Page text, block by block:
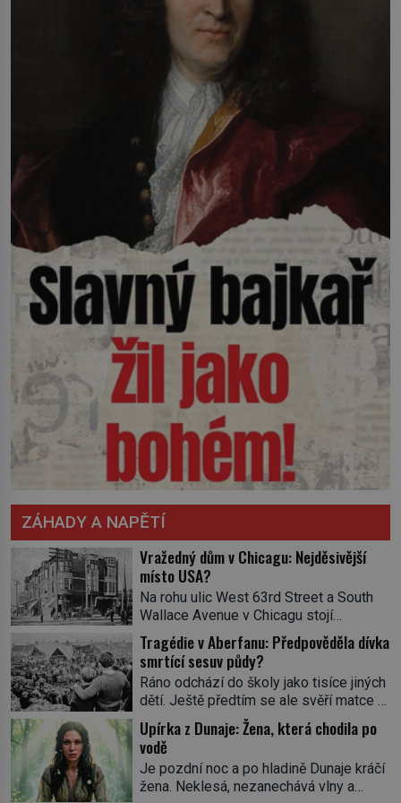
ZÁHADY A NAPĚTÍ
Vražedný dům v Chicagu: Nejděsivější
místo USA?
Na rohu ulic West 63rd Street a South
Wallace Avenue v Chicagu stojí
nenápadná pošta. Nemá žádný speciální
nápis ani pamětní desku. A přesto prý
místní zaměstnanci neradi chodí do
sklepa. Právě tady totiž sídlil sériový
vrah H. H. Holmes a také
nejpropracovanější past na lidi
v dějinách americké kriminalistiky.
Herman Webster Mudgett (1861–1896)
přijíždí […]
Tragédie v Aberfanu: Předpověděla dívka
smrtící sesuv půdy?
Ráno odchází do školy jako tisíce jiných
dětí. Ještě předtím se ale svěří matce s
podivným snem. Ve škole, kterou dobře
zná, tentokrát nevidí budovu ani
spolužáky. Místo nich se před ní tyčí
cosi temného. O několik hodin později je
mrtvá. Mohla devítiletá Zahlédla vlastní
Upírka z Dunaje: Žena, která chodila po
vodě
Je pozdní noc a po hladině Dunaje kráčí
žena. Neklesá, nezanechává vlny a